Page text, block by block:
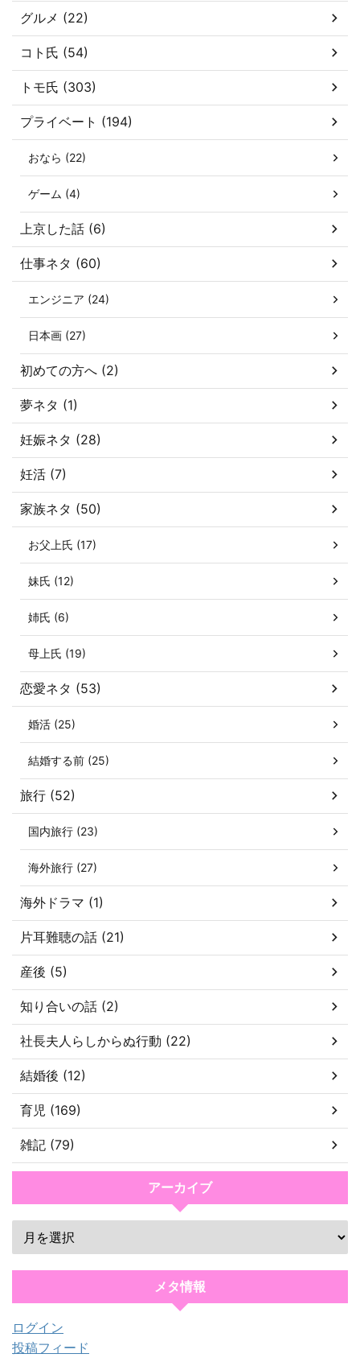
グルメ (22)
コト氏 (54)
トモ氏 (303)
プライベート (194)
おなら (22)
ゲーム (4)
上京した話 (6)
仕事ネタ (60)
エンジニア (24)
日本画 (27)
初めての方へ (2)
夢ネタ (1)
妊娠ネタ (28)
妊活 (7)
家族ネタ (50)
お父上氏 (17)
妹氏 (12)
姉氏 (6)
母上氏 (19)
恋愛ネタ (53)
婚活 (25)
結婚する前 (25)
旅行 (52)
国内旅行 (23)
海外旅行 (27)
海外ドラマ (1)
片耳難聴の話 (21)
産後 (5)
知り合いの話 (2)
社長夫人らしからぬ行動 (22)
結婚後 (12)
育児 (169)
雑記 (79)
アーカイブ
メタ情報
ログイン
投稿フィード